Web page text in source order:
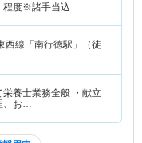
程度※諸手当込
西線「南行徳駅」（徒
養士業務全般 ・献立
、お…